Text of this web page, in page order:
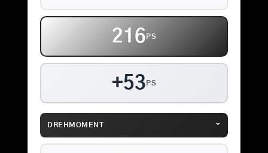
216 PS
+53 PS
DREHMOMENT ⌄